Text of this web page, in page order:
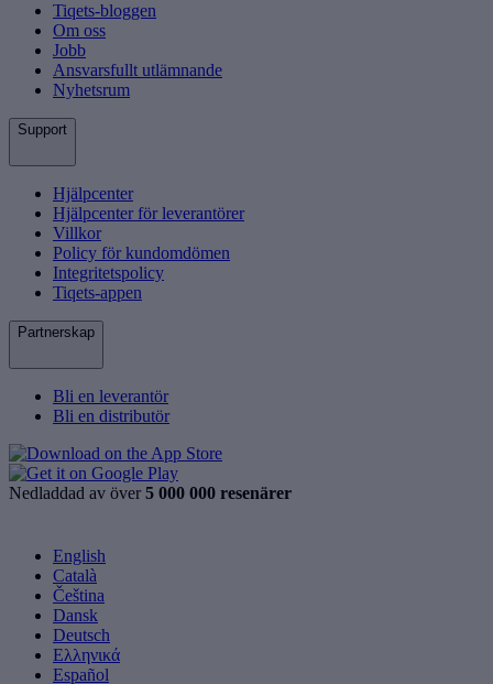
Tiqets-bloggen
Om oss
Jobb
Ansvarsfullt utlämnande
Nyhetsrum
Support
Hjälpcenter
Hjälpcenter för leverantörer
Villkor
Policy för kundomdömen
Integritetspolicy
Tiqets-appen
Partnerskap
Bli en leverantör
Bli en distributör
Nedladdad av över 5 000 000 resenärer
English
Català
Čeština
Dansk
Deutsch
Ελληνικά
Español